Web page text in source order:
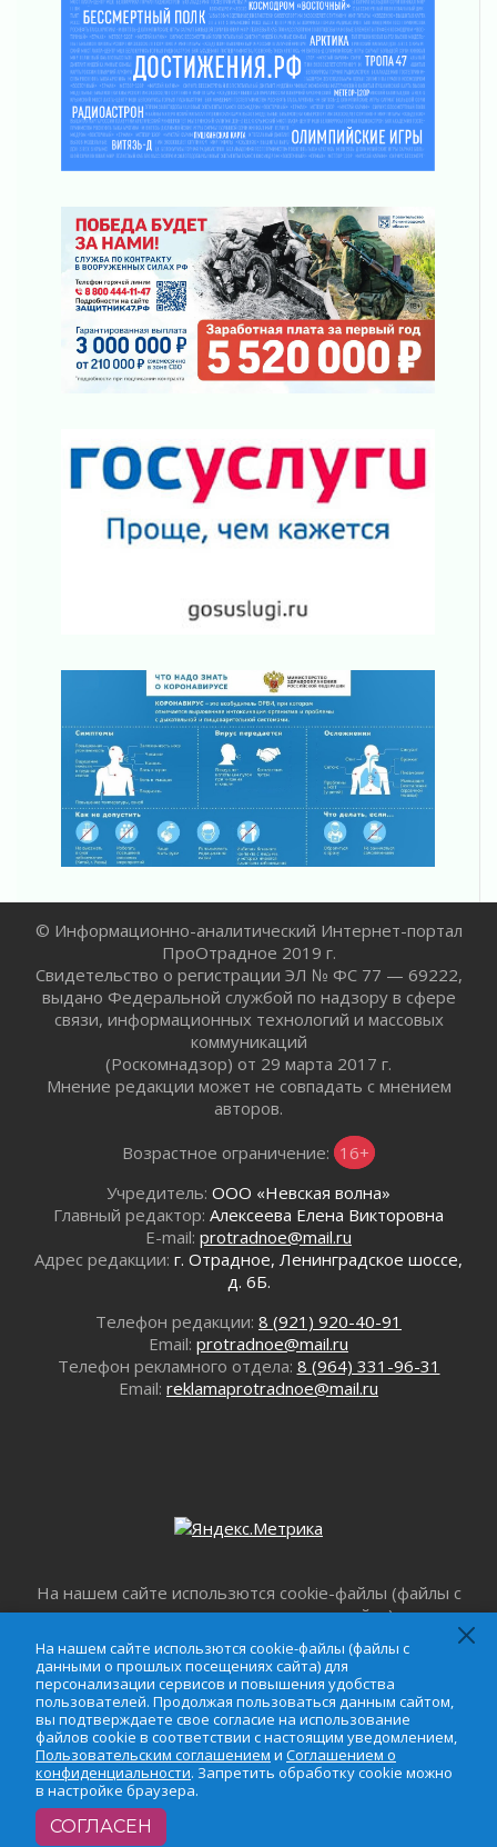
«Корвет» на страже
31 июля 2026
Правила для жизни
31 июля 2026
С рабочим визитом
31 июля 2026
В Шлиссельбурге прошла акция «Белый
кораблик Памяти»
31 июля 2026
Новые возможности для творчества
31 июля 2026
За сухими цифрами — реальная жизнь
31 июля 2026
От инженера-создателя к волонтёрам
«Созидателям»
31 июля 2026
Открытое сердце и стремление делать добро
31 июля 2026
Давайте разберемся!
Круглую ригу в Гатчине отреставрируют в
Путешествие к западным рубежам
Лаголовская общеобразовательная школа
откроется к концу сентября
30 июля 2026
Ленобласть наводит порядок на дорогах и в
перевозках
30 июля 2026
© Информационно-аналитический Интернет-портал
ПроОтрадное 2019 г.
Свидетельство о регистрации ЭЛ № ФС 77 — 69222,
выдано Федеральной службой по надзору в сфере
связи, информационных технологий и массовых
коммуникаций
(Роскомнадзор) от 29 марта 2017 г.
Мнение редакции может не совпадать с мнением
авторов.
Возрастное ограничение: 16+
Учредитель: ООО «Невская волна»
Главный редактор: Алексеева Елена Викторовна
E-mail: protradnoe@mail.ru
Адрес редакции: г. Отрадное, Ленинградское шоссе,
д. 6Б.
Телефон редакции: 8 (921) 920-40-91
Email: protradnoe@mail.ru
Телефон рекламного отдела: 8 (964) 331-96-31
Email: reklamaprotradnoe@mail.ru
На нашем сайте использются cookie-файлы (файлы с
данными о прошлых посещениях сайта) для
персонализации сервисов и повышения удобства
пользователей. Продолжая пользоваться данным
сайтом, вы подтверждаете свое согласие на
использование файлов cookie в соответствии с
настоящим уведомлением,Пользовательским
соглашениемиСоглашением о
конфиденциальности. Запретить обработку cookie
можно в настройке браузера.
На нашем сайте использются cookie-файлы (файлы с
данными о прошлых посещениях сайта) для
персонализации сервисов и повышения удобства
пользователей. Продолжая пользоваться данным сайтом,
вы подтверждаете свое согласие на использование
файлов cookie в соответствии с настоящим уведомлением,
Пользовательским соглашением и Соглашением о
конфиденциальности. Запретить обработку cookie можно
в настройке браузера.
СОГЛАСЕН